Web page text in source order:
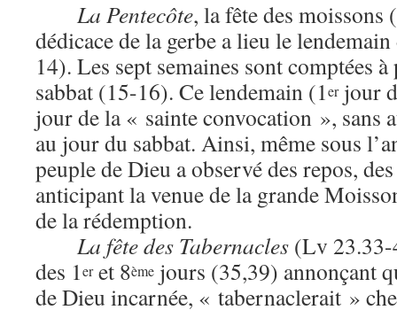
La Pentecôte, la fête des
dédicace de la gerbe a lieu le
14). Les sept semaines sont comptées
sabbat (15-16). Ce lendemain (1erjour
jour de la « sainte convocation », sans
au jour du sabbat. Ainsi, même sous
peuple de Dieu a observé des repos,
anticipant la venue de la grande
de la rédemption.
La fête des Tabernacles (Lv 23.33-
des 1eret 8ème jours (35,39) annonçant
de Dieu incarnée, « tabernaclerait »